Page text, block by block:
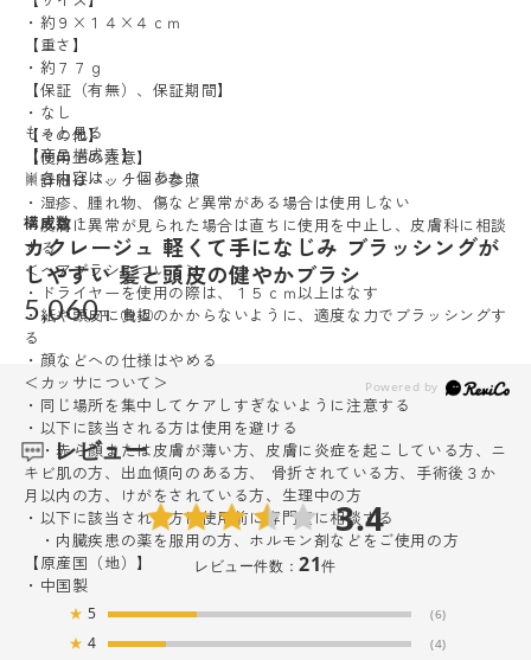
カクレージュ 軽くて手になじみ ブラッシングが
しやすい 髪と頭皮の健やかブラシ
5,060
・約９×１４×４ｃｍ
【重さ】
・約７７ｇ
【保証（有無）、保証期間】
・なし
【その他】
【使用上の注意】
※詳細はパッケージ参照
・湿疹、腫れ物、傷など異常がある場合は使用しない
・皮膚に異常が見られた場合は直ちに使用を中止し、皮膚科に相談
する
＜ヘアブラシについて＞
・ドライヤーを使用の際は、１５ｃｍ以上はなす
・紙や頭皮に負担のかからないように、適度な力でブラッシングす
る
・顔などへの仕様はやめる
＜カッサについて＞
・同じ場所を集中してケアしすぎないように注意する
・以下に該当される方は使用を避ける
・赤ら顔または皮膚が薄い方、皮膚に炎症を起こしている方、ニ
キビ肌の方、出血傾向のある方、 骨折されている方、手術後３か
月以内の方、けがをされている方、生理中の方
・以下に該当される方は使用前に専門医に相談する
・内臓疾患の薬を服用の方、ホルモン剤などをご使用の方
【原産国（地）】
・中国製
もっと見る
【商品構成表】
※各内容は、１個あたり
構成数１
レビュー
3.4
レビュー件数：21件
★ 5 (6)
★ 4 (4)